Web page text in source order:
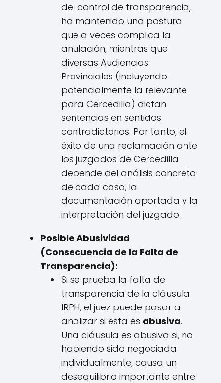
del control de transparencia,
ha mantenido una postura
que a veces complica la
anulación, mientras que
diversas Audiencias
Provinciales (incluyendo
potencialmente la relevante
para Cercedilla) dictan
sentencias en sentidos
contradictorios. Por tanto, el
éxito de una reclamación ante
los juzgados de Cercedilla
depende del análisis concreto
de cada caso, la
documentación aportada y la
interpretación del juzgado.
Posible Abusividad
(Consecuencia de la Falta de
Transparencia):
Si se prueba la falta de
transparencia de la cláusula
IRPH, el juez puede pasar a
analizar si esta es abusiva.
Una cláusula es abusiva si, no
habiendo sido negociada
individualmente, causa un
desequilibrio importante entre